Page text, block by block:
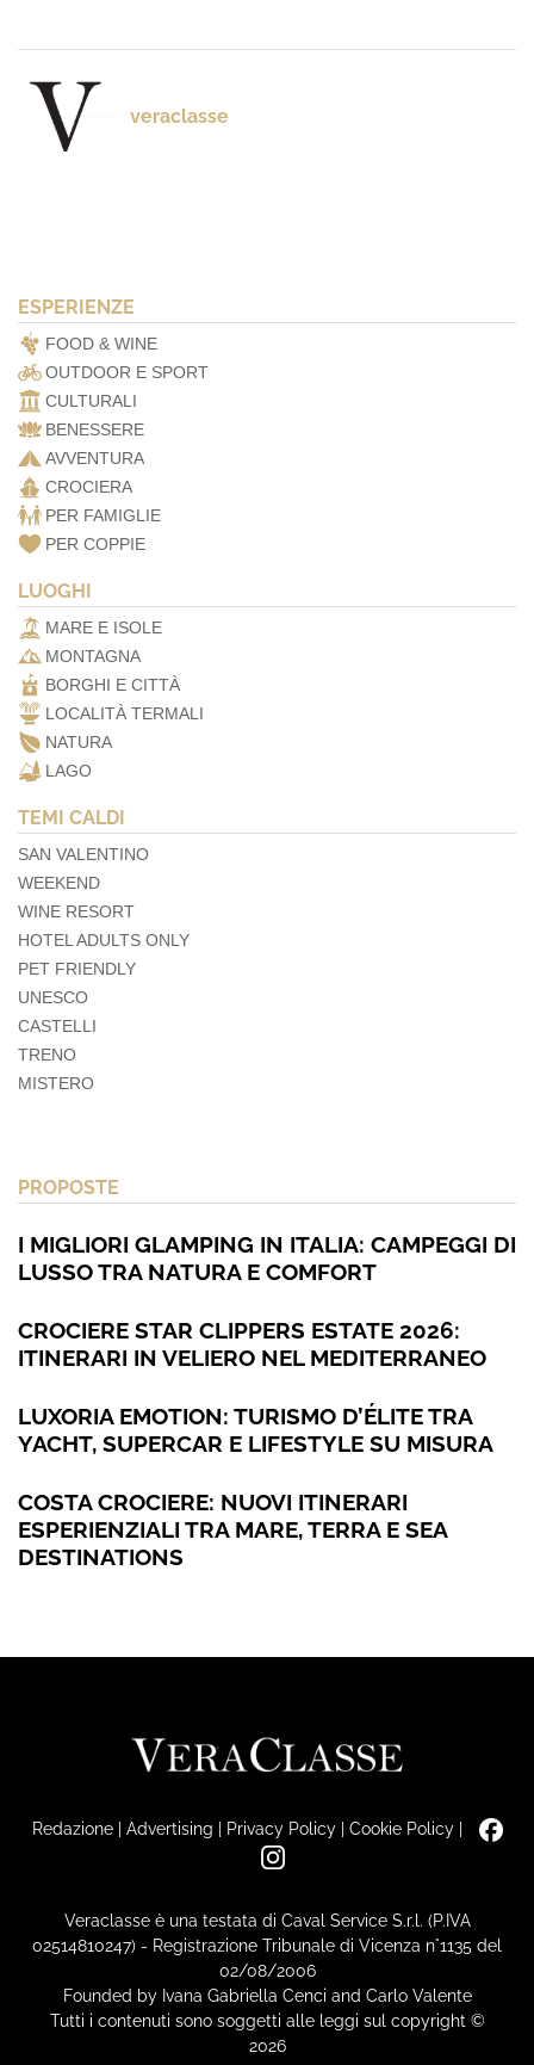
veraclasse
ESPERIENZE
FOOD & WINE
OUTDOOR E SPORT
CULTURALI
BENESSERE
AVVENTURA
CROCIERA
PER FAMIGLIE
PER COPPIE
LUOGHI
MARE E ISOLE
MONTAGNA
BORGHI E CITTÀ
LOCALITÀ TERMALI
NATURA
LAGO
TEMI CALDI
SAN VALENTINO
WEEKEND
WINE RESORT
HOTEL ADULTS ONLY
PET FRIENDLY
UNESCO
CASTELLI
TRENO
MISTERO
PROPOSTE
I MIGLIORI GLAMPING IN ITALIA: CAMPEGGI DI
LUSSO TRA NATURA E COMFORT
CROCIERE STAR CLIPPERS ESTATE 2026:
ITINERARI IN VELIERO NEL MEDITERRANEO
LUXORIA EMOTION: TURISMO D’ÉLITE TRA
YACHT, SUPERCAR E LIFESTYLE SU MISURA
COSTA CROCIERE: NUOVI ITINERARI
ESPERIENZIALI TRA MARE, TERRA E SEA
DESTINATIONS
Redazione| Advertising | Privacy Policy| Cookie Policy|
Veraclasse è una testata di Caval Service S.r.l. (P.IVA
02514810247) - Registrazione Tribunale di Vicenza n°1135 del
02/08/2006
Founded by Ivana Gabriella Cenci and Carlo Valente
Tutti i contenuti sono soggetti alle leggi sul copyright ©
2026